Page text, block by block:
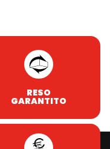
RESO
GARANTITO